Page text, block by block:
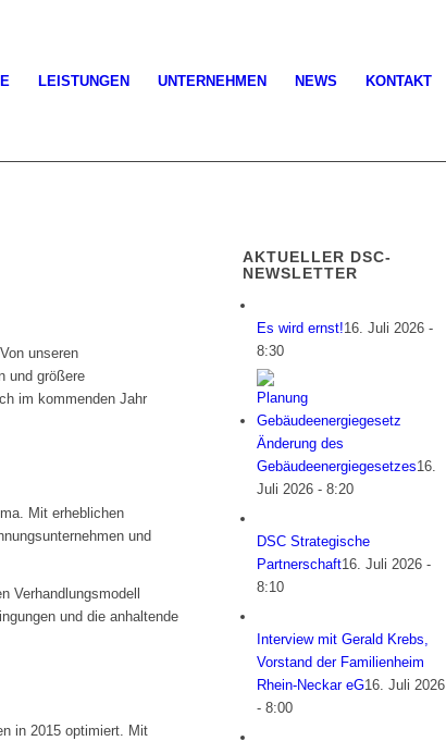
LEISTUNGEN UNTERNEHMEN NEWS KONTAKT
unseren
und größere
im kommenden Jahr
Mit erheblichen
und
Verhandlungsmodell
und die anhaltende
in 2015 optimiert. Mit
AKTUELLER DSC-
NEWSLETTER
Es wird ernst!16. Juli 2026 -
8:30
Änderung des
Gebäudeenergiegesetzes16.
Juli 2026 - 8:20
DSC Strategische
Partnerschaft16. Juli 2026 -
8:10
Interview mit Gerald Krebs,
Vorstand der Familienheim
Rhein-Neckar eG16. Juli 2026
- 8:00